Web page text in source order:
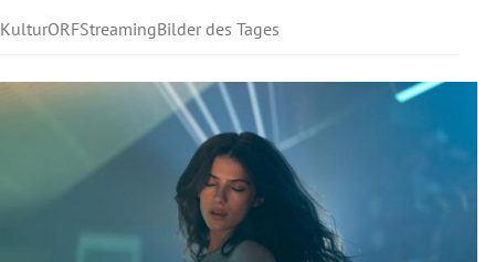
KulturORFStreamingBilder des Tages